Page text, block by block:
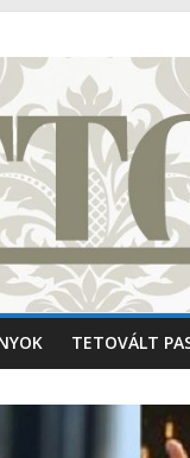
TETOVÁLT